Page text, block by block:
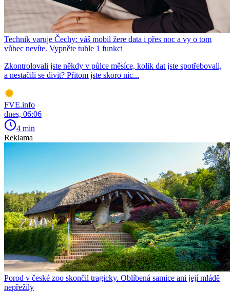
Technik varuje Čechy: váš mobil žere data i přes noc a vy o tom
vůbec nevíte. Vypněte tuhle 1 funkci
Zkontrolovali jste někdy v půlce měsíce, kolik dat jste spotřebovali,
a nestačili se divit? Přitom jste skoro nic...
FVE.info
dnes, 06:06
4 min
Reklama
Porod v české zoo skončil tragicky. Oblíbená samice ani její mládě
nepřežily